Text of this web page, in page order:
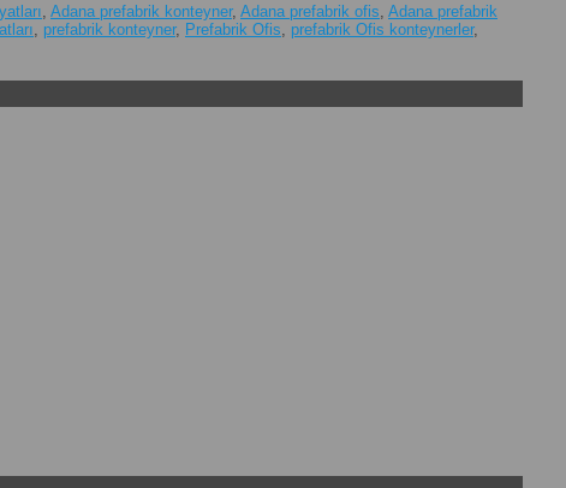
Adana prefabrik konteyner, Adana prefabrik ofis Adana prefabrik
prefabrik konteyner, Prefabrik Ofis prefabrik Ofis konteynerler,